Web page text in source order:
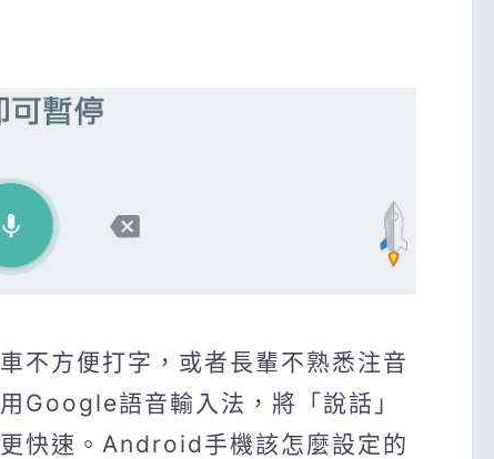
不方便打字，或者長輩不熟悉注音
Google語音輸入法，將「說話」
快速。Android手機該怎麼設定的